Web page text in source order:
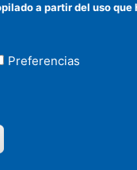
a partir del uso que
Preferencias